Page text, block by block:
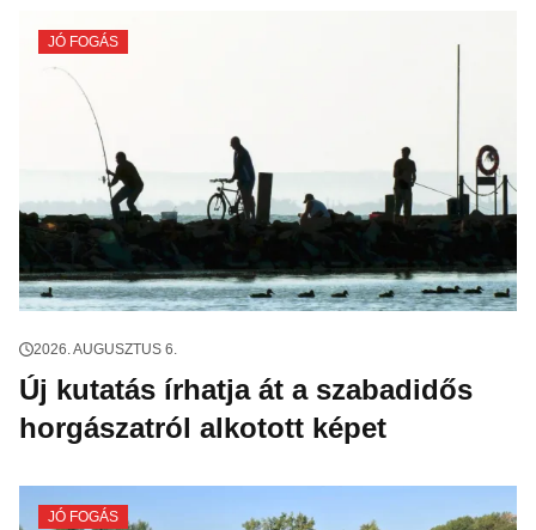
JÓ FOGÁS
2026. AUGUSZTUS 6.
Új kutatás írhatja át a szabadidős
horgászatról alkotott képet
JÓ FOGÁS